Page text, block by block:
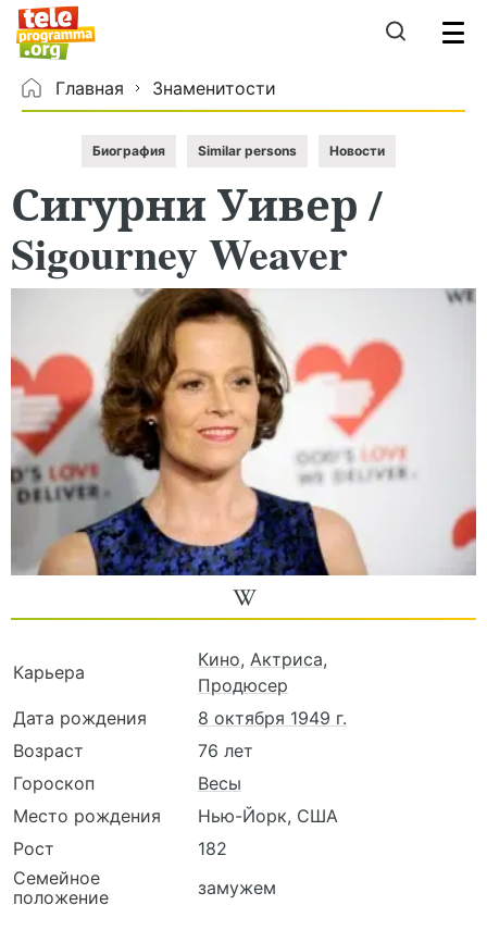
Главная Знаменитости
Биография Similar persons Новости
СигурниУивер/
Sigourney Weaver
Карьера
Кино, Актриса,
Продюсер
Дата рождения
8 октября 1949 г.
Возраст
76 лет
Гороскоп
Весы
Место рождения
Нью-Йорк, США
Рост
182
Семейное
положение
замужем